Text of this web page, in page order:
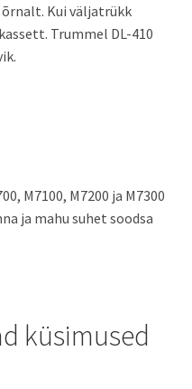
Kui väljatrükk
Trummel DL-410
M7100, M7200 ja M7300
ja mahu suhet soodsa
küsimused